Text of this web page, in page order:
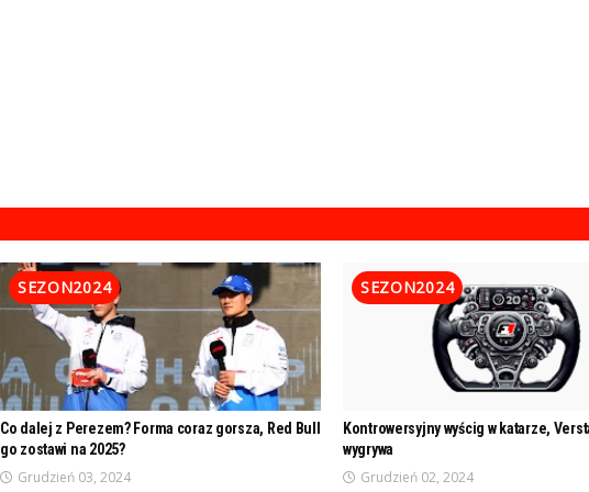
SEZON2024
Co dalej z Perezem? Forma coraz gorsza, Red Bull
go zostawi na 2025?
Grudzień 03, 2024
SEZON2024
Kontrowersyjny wyścig w katarze,
wygrywa
Grudzień 02, 2024